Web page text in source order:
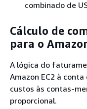
combinado de
Cálculo de
para o
A lógica do
Amazon EC2 à
custos às contas-
proporcional.